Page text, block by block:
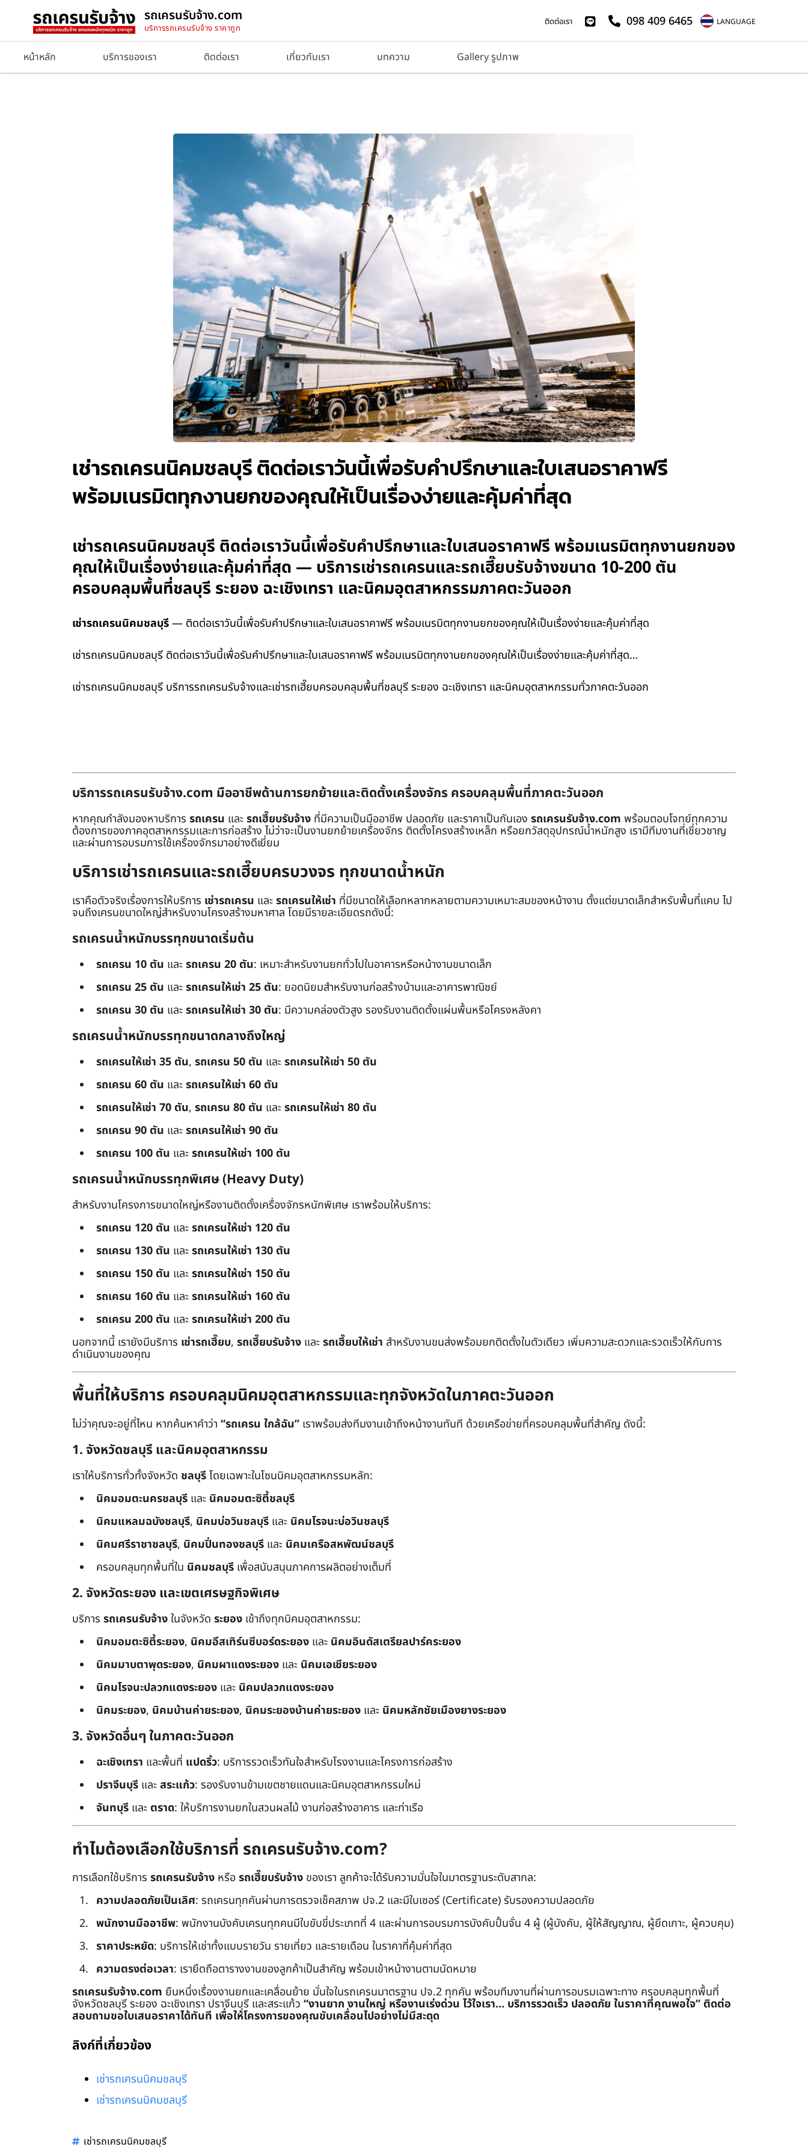
รถเครนรับจ้าง.com
บริการรถเครนรับจ้าง ราคาถูก
ติดต่อเรา 098 409 6465 LANGUAGE
หน้าหลัก บริการของเรา ติดต่อเรา เกี่ยวกับเรา บทความ Gallery รูปภาพ
เช่ารถเครนนิคมชลบุรี ติดต่อเราวันนี้เพื่อรับคำปรึกษาและใบเสนอราคาฟรี
พร้อมเนรมิตทุกงานยกของคุณให้เป็นเรื่องง่ายและคุ้มค่าที่สุด
เช่ารถเครนนิคมชลบุรี ติดต่อเราวันนี้เพื่อรับคำปรึกษาและใบเสนอราคาฟรี พร้อมเนรมิตทุกงานยกของ
คุณให้เป็นเรื่องง่ายและคุ้มค่าที่สุด — บริการเช่ารถเครนและรถเฮี๊ยบรับจ้างขนาด 10-200 ตัน
ครอบคลุมพื้นที่ชลบุรี ระยอง ฉะเชิงเทรา และนิคมอุตสาหกรรมภาคตะวันออก
เช่ารถเครนนิคมชลบุรี— ติดต่อเราวันนี้เพื่อรับคำปรึกษาและใบเสนอราคาฟรี พร้อมเนรมิตทุกงานยกของคุณให้เป็นเรื่องง่ายและคุ้มค่าที่สุด
เช่ารถเครนนิคมชลบุรี ติดต่อเราวันนี้เพื่อรับคำปรึกษาและใบเสนอราคาฟรี พร้อมเนรมิตทุกงานยกของคุณให้เป็นเรื่องง่ายและคุ้มค่าที่สุด…
เช่ารถเครนนิคมชลบุรี บริการรถเครนรับจ้างและเช่ารถเฮี๊ยบครอบคลุมพื้นที่ชลบุรี ระยอง ฉะเชิงเทรา และนิคมอุตสาหกรรมทั่วภาคตะวันออก
บริการรถเครนรับจ้าง.com มืออาชีพด้านการยกย้ายและติดตั้งเครื่องจักร ครอบคลุมพื้นที่ภาคตะวันออก
หากคุณกำลังมองหาบริการ รถเครน และรถเฮี๊ยบรับจ้าง ที่มีความเป็นมืออาชีพ ปลอดภัย และราคาเป็นกันเอง รถเครนรับจ้าง.com พร้อมตอบโจทย์ทุกความ
ต้องการของภาคอุตสาหกรรมและการก่อสร้าง ไม่ว่าจะเป็นงานยกย้ายเครื่องจักร ติดตั้งโครงสร้างเหล็ก หรือยกวัสดุอุปกรณ์น้ำหนักสูง เรามีทีมงานที่เชี่ยวชาญ
และผ่านการอบรมการใช้เครื่องจักรมาอย่างดีเยี่ยม
บริการเช่ารถเครนและรถเฮี๊ยบครบวงจร ทุกขนาดน้ำหนัก
เราคือตัวจริงเรื่องการให้บริการ เช่ารถเครน และรถเครนให้เช่า ที่มีขนาดให้เลือกหลากหลายตามความเหมาะสมของหน้างาน ตั้งแต่ขนาดเล็กสำหรับพื้นที่แคบ ไป
จนถึงเครนขนาดใหญ่สำหรับงานโครงสร้างมหาศาล โดยมีรายละเอียดรถดังนี้:
รถเครนน้ำหนักบรรทุกขนาดเริ่มต้น
รถเครน 10 ตัน และรถเครน 20 ตัน: เหมาะสำหรับงานยกทั่วไปในอาคารหรือหน้างานขนาดเล็ก
รถเครน 25 ตัน และรถเครนให้เช่า 25 ตัน: ยอดนิยมสำหรับงานก่อสร้างบ้านและอาคารพาณิชย์
รถเครน 30 ตัน และรถเครนให้เช่า 30 ตัน: มีความคล่องตัวสูง รองรับงานติดตั้งแผ่นพื้นหรือโครงหลังคา
รถเครนน้ำหนักบรรทุกขนาดกลางถึงใหญ่
รถเครนให้เช่า 35 ตัน, รถเครน 50 ตัน และรถเครนให้เช่า 50 ตัน
รถเครน 60 ตัน และรถเครนให้เช่า 60 ตัน
รถเครนให้เช่า 70 ตัน, รถเครน 80 ตัน และรถเครนให้เช่า 80 ตัน
รถเครน 90 ตัน และรถเครนให้เช่า 90 ตัน
รถเครน 100 ตัน และรถเครนให้เช่า 100 ตัน
รถเครนน้ำหนักบรรทุกพิเศษ (Heavy Duty)
สำหรับงานโครงการขนาดใหญ่หรืองานติดตั้งเครื่องจักรหนักพิเศษ เราพร้อมให้บริการ:
รถเครน 120 ตัน และรถเครนให้เช่า 120 ตัน
รถเครน 130 ตัน และรถเครนให้เช่า 130 ตัน
รถเครน 150 ตัน และรถเครนให้เช่า 150 ตัน
รถเครน 160 ตัน และรถเครนให้เช่า 160 ตัน
รถเครน 200 ตัน และรถเครนให้เช่า 200 ตัน
นอกจากนี้ เรายังมีบริการ เช่ารถเฮี๊ยบ, รถเฮี๊ยบรับจ้าง และรถเฮี๊ยบให้เช่า สำหรับงานขนส่งพร้อมยกติดตั้งในตัวเดียว เพิ่มความสะดวกและรวดเร็วให้กับการ
ดำเนินงานของคุณ
พื้นที่ให้บริการ ครอบคลุมนิคมอุตสาหกรรมและทุกจังหวัดในภาคตะวันออก
ไม่ว่าคุณจะอยู่ที่ไหน หากค้นหาคำว่า “รถเครน ใกล้ฉัน” เราพร้อมส่งทีมงานเข้าถึงหน้างานทันที ด้วยเครือข่ายที่ครอบคลุมพื้นที่สำคัญ ดังนี้:
1. จังหวัดชลบุรี และนิคมอุตสาหกรรม
เราให้บริการทั่วทั้งจังหวัด ชลบุรีโดยเฉพาะในโซนนิคมอุตสาหกรรมหลัก:
นิคมอมตะนครชลบุรี และ นิคมอมตะซิตี้ชลบุรี
นิคมแหลมฉบังชลบุรี, นิคมบ่อวินชลบุรี และ นิคมโรจนะบ่อวินชลบุรี
นิคมศรีราชาชลบุรี, นิคมปิ่นทองชลบุรี และ นิคมเครือสหพัฒน์ชลบุรี
ครอบคลุมทุกพื้นที่ใน นิคมชลบุรี เพื่อสนับสนุนภาคการผลิตอย่างเต็มที่
2. จังหวัดระยอง และเขตเศรษฐกิจพิเศษ
บริการ รถเครนรับจ้างในจังหวัด ระยอง เข้าถึงทุกนิคมอุตสาหกรรม:
นิคมอมตะซิตี้ระยอง, นิคมอีสเทิร์นซีบอร์ดระยอง และ นิคมอินดัสเตรียลปาร์คระยอง
นิคมมาบตาพุดระยอง, นิคมผาแดงระยอง และ นิคมเอเชียระยอง
นิคมโรจนะปลวกแดงระยอง และ นิคมปลวกแดงระยอง
นิคมระยอง, นิคมบ้านค่ายระยอง, นิคมระยองบ้านค่ายระยอง และ นิคมหลักชัยเมืองยางระยอง
3. จังหวัดอื่นๆ ในภาคตะวันออก
ฉะเชิงเทรา และพื้นที่ แปดริ้ว: บริการรวดเร็วทันใจสำหรับโรงงานและโครงการก่อสร้าง
ปราจีนบุรี และสระแก้ว: รองรับงานข้ามเขตชายแดนและนิคมอุตสาหกรรมใหม่
จันทบุรี และ ตราด: ให้บริการงานยกในสวนผลไม้ งานก่อสร้างอาคาร และท่าเรือ
ทำไมต้องเลือกใช้บริการที่ รถเครนรับจ้าง.com?
การเลือกใช้บริการ รถเครนรับจ้าง หรือรถเฮี๊ยบรับจ้าง ของเรา ลูกค้าจะได้รับความมั่นใจในมาตรฐานระดับสากล:
ความปลอดภัยเป็นเลิศ: รถเครนทุกคันผ่านการตรวจเช็คสภาพ ปจ.2 และมีใบเซอร์ (Certificate) รับรองความปลอดภัย
พนักงานมืออาชีพ: พนักงานบังคับเครนทุกคนมีใบขับขี่ประเภทที่ 4 และผ่านการอบรมการบังคับปั้นจั่น 4 ผู้ (ผู้บังคับ, ผู้ให้สัญญาณ, ผู้ยึดเกาะ, ผู้ควบคุม)
ราคาประหยัด: บริการให้เช่าทั้งแบบรายวัน รายเที่ยว และรายเดือน ในราคาที่คุ้มค่าที่สุด
ความตรงต่อเวลา: เรายึดถือตารางงานของลูกค้าเป็นสำคัญ พร้อมเข้าหน้างานตามนัดหมาย
รถเครนรับจ้าง.com ยืนหนึ่งเรื่องงานยกและเคลื่อนย้าย มั่นใจในรถเครนมาตรฐาน ปจ.2 ทุกคัน พร้อมทีมงานที่ผ่านการอบรมเฉพาะทาง ครอบคลุมทุกพื้นที่
จังหวัดชลบุรี ระยอง ฉะเชิงเทรา ปราจีนบุรี และสระแก้ว “งานยาก งานใหญ่ หรืองานเร่งด่วน ไว้ใจเรา… บริการรวดเร็ว ปลอดภัย ในราคาที่คุณพอใจ” ติดต่อ
สอบถามขอใบเสนอราคาได้ทันที เพื่อให้โครงการของคุณขับเคลื่อนไปอย่างไม่มีสะดุด
ลิงก์ที่เกี่ยวข้อง
เช่ารถเครนนิคมชลบุรี
เช่ารถเครนนิคมชลบุรี
เช่ารถเครนนิคมชลบุรี